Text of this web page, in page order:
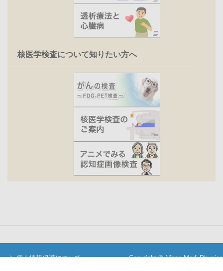
核医学検査について知りたい方へ
個人情報保護について
Copyright © Nihon Medi-Physics